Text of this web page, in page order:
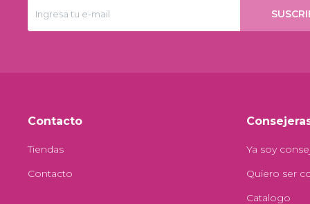
Contacto
Tiendas
Contacto
Ya soy
Quiero ser
Catalogo